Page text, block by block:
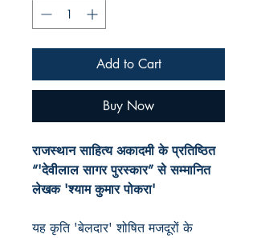
Add to Cart
Buy Now
राजस्थान साहित्य अकादमी के प्रतिष्ठित
“'देवीलाल सागर पुरस्कार” से सम्मानित
लेखक 'श्याम कुमार पोकरा'
यह कृति 'बेलदार' शोषित मजदूरों के